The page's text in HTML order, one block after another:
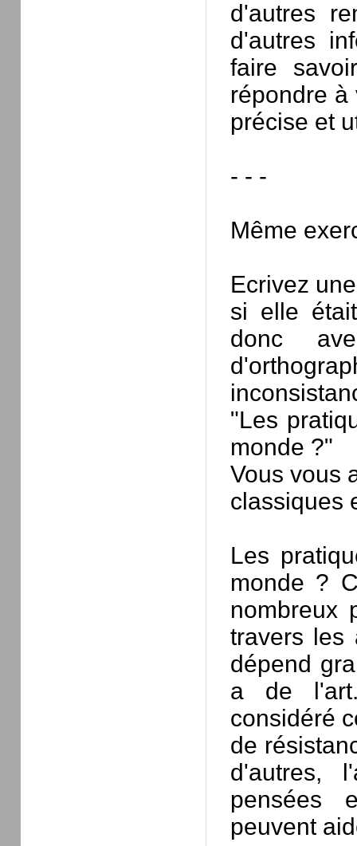
d'autres
d'autres
faire
répondre
précise et
- - -
Même
Ecrivez
si elle
donc
"Les
monde ?"
Vous vous
classiques
Les
monde ?
nombreux
travers les
dépend
a de
considéré
de
d'autres,
pensées
peuvent